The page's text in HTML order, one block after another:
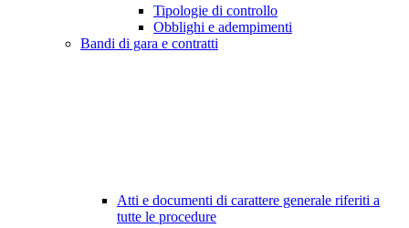
Tipologie di controllo
Obblighi e adempimenti
Bandi di gara e contratti
Atti e documenti di carattere generale riferiti a
tutte le procedure